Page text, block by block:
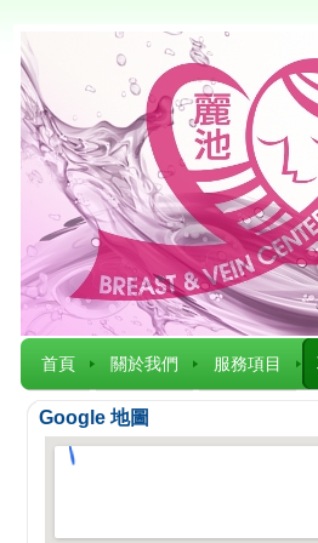
首頁 關於我們 服務項目
Google 地圖